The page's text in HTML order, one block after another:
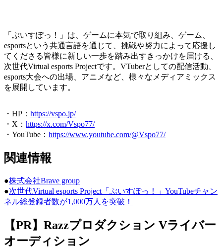
「ぶいすぽっ！」は、ゲームに本気で取り組み、ゲーム、
esportsという共通言語を通じて、挑戦や努力によって応援し
てくださる皆様に新しい一歩を踏み出すきっかけを届ける、
次世代Virtual esports Projectです。VTuberとしての配信活動、
esports大会への出場、アニメなど、様々なメディアミックス
を展開しています。
・HP： https://vspo.jp/
・X： https://x.com/Vspo77/
・YouTube： https://www.youtube.com/@Vspo77/
関連情報
●株式会社Brave group
●次世代Virtual esports Project「ぶいすぽっ！」YouTubeチャン
ネル総登録者数が1,000万人を突破！
【PR】Razzプロダクション Vライバー
オーディション